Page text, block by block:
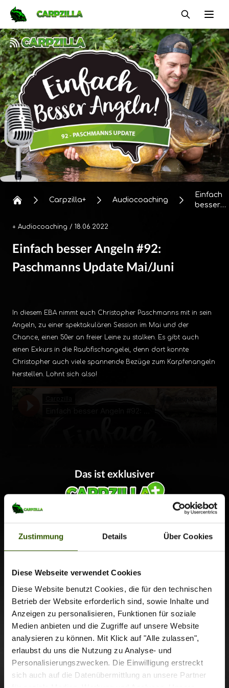
Zustimmung Details Über Cookies
Diese Webseite verwendet Cookies
Diese Website benutzt Cookies, die für den technischen
Betrieb der Website erforderlich sind, sowie Inhalte und
Anzeigen zu personalisieren, Funktionen für soziale
Medien anbieten und die Zugriffe auf unsere Website
analysieren zu können. Mit Klick auf "Alle zulassen",
erlaubst du uns die Nutzung zu Analyse- und
Personalisierungszwecken. Die Einwilligung erstreckt
sich auch auf die Datenübermittlung an unsere Partner
Carpzilla
Carpzilla+ Audiocoaching
Einfach
besser
+ Audiocoaching / 18.06.2022
Einfach besser Angeln #92:
Paschmanns Update Mai/Juni
In diesem EBA nimmt euch Christopher Paschmanns mit in sein
Angeln, zu einer spektakulären Session im Mai und der
Chance, einen 50er an freier Leine zu stalken. Es gibt auch
einen Exkurs in die Raubfischangelei, denn dort konnte
Christopher auch viele spannende Bezüge zum Karpfenangeln
herstellen. Lohnt sich also!
Cookies aktivieren
Das ist exklusiver
Bitte registriere Dich, um alle exklusiven
Carpzilla+ Inhalte und viele weitereOffline
Jetzt anmelden
Jetzt testen